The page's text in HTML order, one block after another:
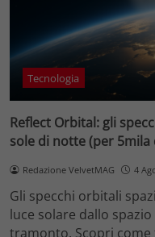
Tecnologia
Reflect Orbital: gli
sole di notte (per 5mila
Redazione VelvetMAG 4
Gli specchi orbitali
luce solare dallo
tramonto. Scopri come